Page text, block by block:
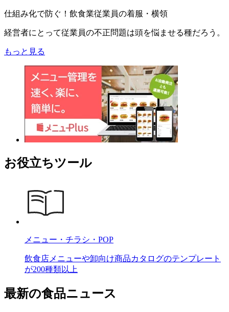
仕組み化で防ぐ！飲食業従業員の着服・横領
経営者にとって従業員の不正問題は頭を悩ませる種だろう。
もっと見る
お役立ちツール
メニュー・チラシ・POP
飲食店メニューや卸向け商品カタログのテンプレート
が200種類以上
最新の食品ニュース